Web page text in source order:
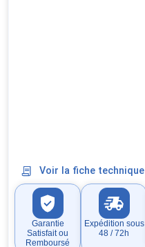
Voir la fiche technique
Garantie
Satisfait ou
Remboursé
Expédition sous
48 / 72h